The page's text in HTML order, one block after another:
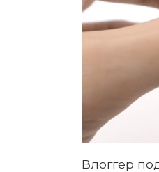
Влоггер